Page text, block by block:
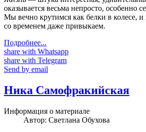
оказывается весьма непросто,
Мы вечно крутимся как белки в колесе, и
со временем даже привыкаем.
Подробнее...
share with Whatsapp
share with Telegram
Send by email
Ника Cамофракийская
Информация о материале
Автор: Светлана Обухова